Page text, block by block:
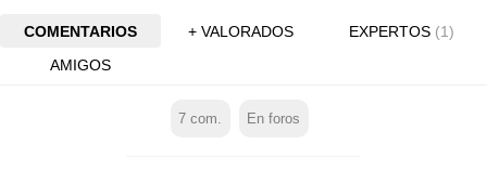
COMENTARIOS + VALORADOS EXPERTOS (1)
AMIGOS
7 com. En foros